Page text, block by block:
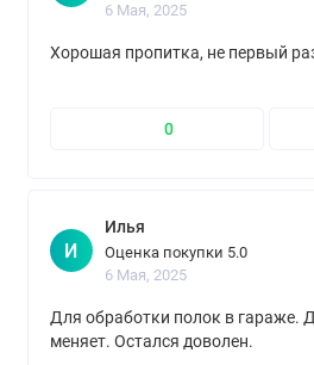
6 Мая, 2025
Хорошая пропитка, не первый
0
И
Илья
Оценка покупки 5.0
6 Мая, 2025
Для обработки полок в гараже.
меняет. Остался доволен.